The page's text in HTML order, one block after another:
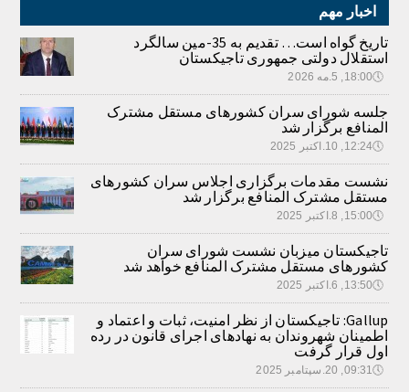
اخبار مهم
تاریخ گواه است… تقدیم به 35-مین سالگرد
استقلال دولتی جمهوری تاجیکستان
🕔18:00, 5.مه 2026
جلسه شورای سران کشورهای مستقل مشترک
المنافع برگزار شد
🕔12:24, 10.اکتبر 2025
نشست مقدمات برگزاری اجلاس سران کشورهای
مستقل مشترک المنافع برگزار شد
🕔15:00, 8.اکتبر 2025
تاجیکستان میزبان نشست شورای سران
کشورهای مستقل مشترک المنافع خواهد شد
🕔13:50, 6.اکتبر 2025
Gallup: تاجیکستان از نظر امنیت، ثبات و اعتماد و
اطمینان شهروندان به نهادهای اجرای قانون در رده
اول قرار گرفت
🕔09:31, 20.سپتامبر 2025